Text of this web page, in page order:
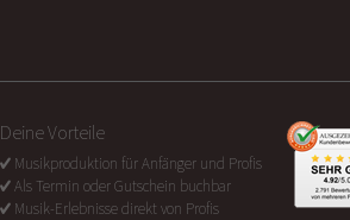
Deine Vorteile
Musikproduktion für Anfänger und Profis
Als Termin oder Gutschein buchbar
Musik-Erlebnisse direkt von Profis